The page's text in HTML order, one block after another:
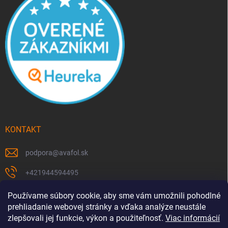
Používame súbory cookie, aby sme vám umožnili pohodlné
prehliadanie webovej stránky a vďaka analýze neustále
zlepšovali jej funkcie, výkon a použiteľnosť. Viac informácií
KONTAKT
podpora@avafol.sk
+421944594495
https://www.facebook.com/p/avafolsk-100091961793102/
avafol.sk/